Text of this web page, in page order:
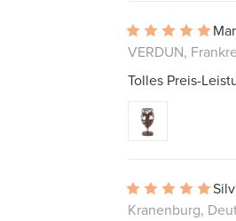
VERDUN,
Tolles Preis-
Kranenburg,